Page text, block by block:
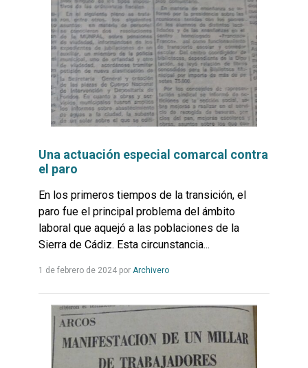
Una actuación especial comarcal contra
el paro
En los primeros tiempos de la transición, el
paro fue el principal problema del ámbito
laboral que aquejó a las poblaciones de la
Sierra de Cádiz. Esta circunstancia...
1 de febrero de 2024por ArchiveroLeer